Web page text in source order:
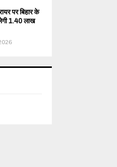
पर बिहार के
1.40 लाख